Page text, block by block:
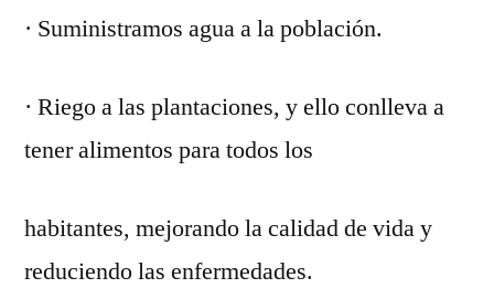
· Suministramos agua a la población.
· Riego a las plantaciones, y ello conlleva a
tener alimentos para todos los
habitantes, mejorando la calidad de vida y
reduciendo las enfermedades.